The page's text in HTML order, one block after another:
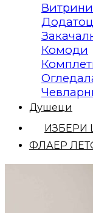
Витрини
Комоди
Душеци
ИЗБЕРИ
ФЛАЕР